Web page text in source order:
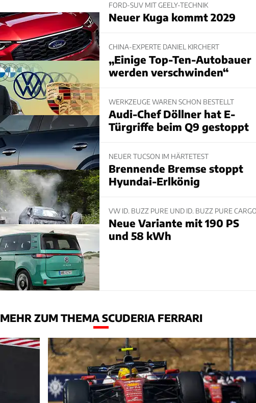
FORD-SUV MIT GEELY-TECHNIK
Neuer Kuga kommt 2029
CHINA-EXPERTE DANIEL KIRCHERT
„Einige Top-Ten-Autobauer
werden verschwinden“
WERKZEUGE WAREN SCHON BESTELLT
Audi-Chef Döllner hat E-
Türgriffe beim Q9 gestoppt
NEUER TUCSON IM HÄRTETEST
Brennende Bremse stoppt
Hyundai-Erlkönig
VW ID. BUZZ PURE UND ID. BUZZ PURE
Neue Variante mit 190 PS
und 58 kWh
MEHR ZUM THEMA SCUDERIA FERRARI